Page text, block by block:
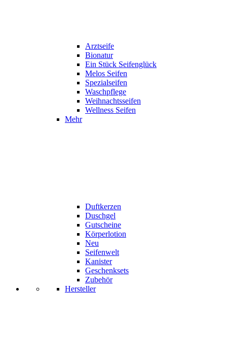
Arztseife
Bionatur
Ein Stück Seifenglück
Melos Seifen
Spezialseifen
Waschpflege
Weihnachtsseifen
Wellness Seifen
Mehr
Duftkerzen
Duschgel
Gutscheine
Körperlotion
Neu
Seifenwelt
Kanister
Geschenksets
Zubehör
Hersteller